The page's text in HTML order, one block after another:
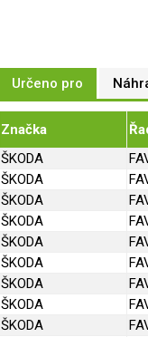
Určeno pro
Značka
ŠKODA
ŠKODA
ŠKODA
ŠKODA
ŠKODA
ŠKODA
ŠKODA
ŠKODA
ŠKODA